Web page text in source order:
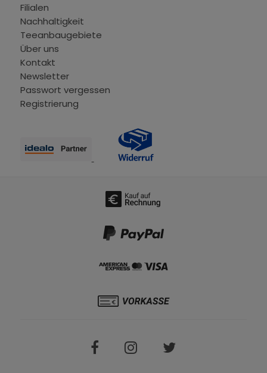
Filialen
Nachhaltigkeit
Teeanbaugebiete
Über uns
Kontakt
Newsletter
Passwort vergessen
Registrierung